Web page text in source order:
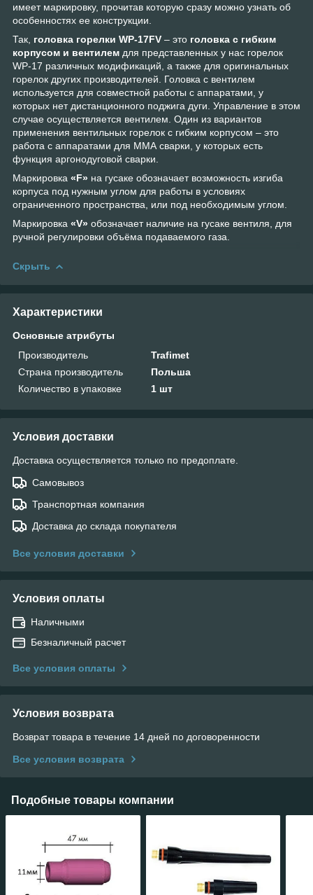
имеет маркировку, прочитав которую сразу можно узнать об
особенностях ее конструкции.
Так, головка горелки WP-17FV – это головка c гибким
корпусом и вентилем для представленных у нас горелок
WP-17 различных модификаций, а также для оригинальных
горелок других производителей. Головка с вентилем
используется для совместной работы с аппаратами, у
которых нет дистанционного поджига дуги. Управление в этом
случае осуществляется вентилем. Один из вариантов
применения вентильных горелок с гибким корпусом – это
работа с аппаратами для ММА сварки, у которых есть
функция аргонодуговой сварки.
Маркировка «F» на гусаке обозначает возможность изгиба
корпуса под нужным углом для работы в условиях
ограниченного пространства, или под необходимым углом.
Маркировка «V» обозначает наличие на гусаке вентиля, для
ручной регулировки объёма подаваемого газа.
Скрыть
Характеристики
Основные атрибуты
Производитель
Trafimet
Страна производитель
Польша
Количество в упаковке
1 шт
Условия доставки
Доставка осуществляется только по предоплате.
Самовывоз
Транспортная компания
Доставка до склада покупателя
Все условия доставки
Условия оплаты
Наличными
Безналичный расчет
Все условия оплаты
Условия возврата
Возврат товара в течение 14 дней по договоренности
Все условия возврата
Подобные товары компании